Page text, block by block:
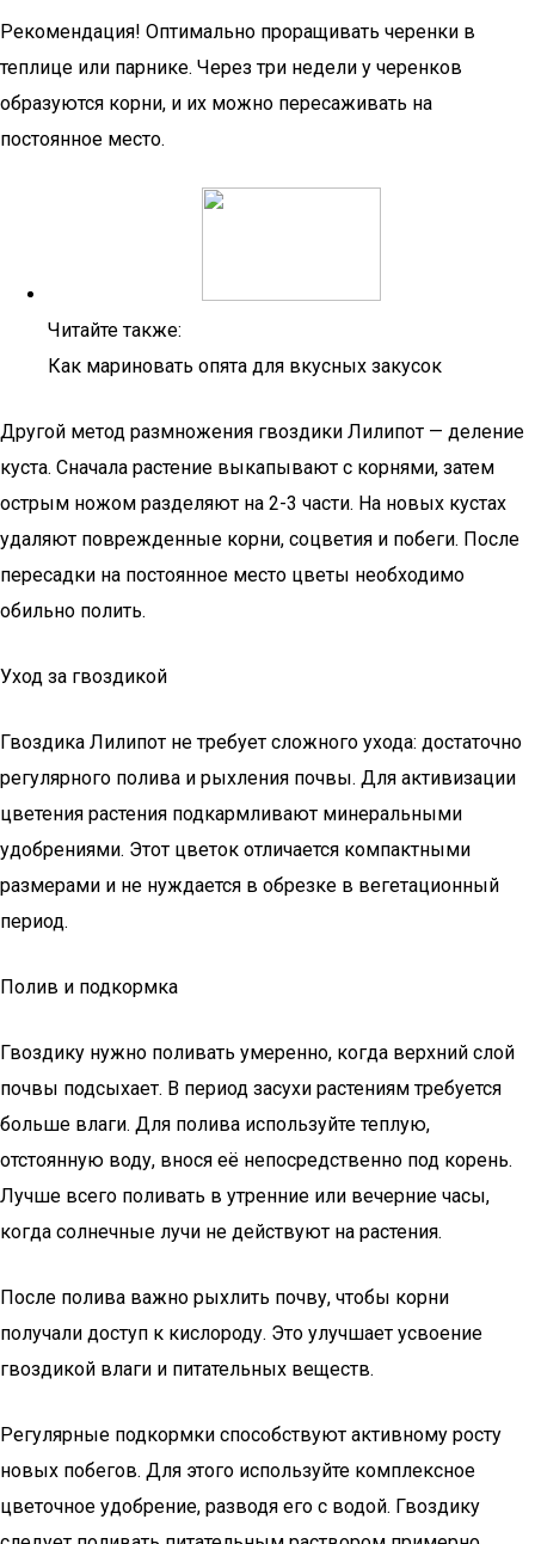
Рекомендация! Оптимально проращивать черенки в
теплице или парнике. Через три недели у черенков
образуются корни, и их можно пересаживать на
постоянное место.
Читайте также:
Как мариновать опята для вкусных закусок
Другой метод размножения гвоздики Лилипот — деление
куста. Сначала растение выкапывают с корнями, затем
острым ножом разделяют на 2-3 части. На новых кустах
удаляют поврежденные корни, соцветия и побеги. После
пересадки на постоянное место цветы необходимо
обильно полить.
Уход за гвоздикой
Гвоздика Лилипот не требует сложного ухода: достаточно
регулярного полива и рыхления почвы. Для активизации
цветения растения подкармливают минеральными
удобрениями. Этот цветок отличается компактными
размерами и не нуждается в обрезке в вегетационный
период.
Полив и подкормка
Гвоздику нужно поливать умеренно, когда верхний слой
почвы подсыхает. В период засухи растениям требуется
больше влаги. Для полива используйте теплую,
отстоянную воду, внося её непосредственно под корень.
Лучше всего поливать в утренние или вечерние часы,
когда солнечные лучи не действуют на растения.
После полива важно рыхлить почву, чтобы корни
получали доступ к кислороду. Это улучшает усвоение
гвоздикой влаги и питательных веществ.
Регулярные подкормки способствуют активному росту
новых побегов. Для этого используйте комплексное
цветочное удобрение, разводя его с водой. Гвоздику